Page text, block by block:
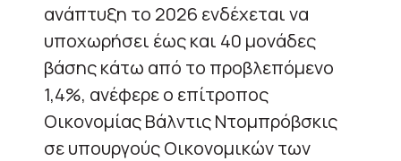
ανάπτυξη το 2026 ενδέχεται να
υποχωρήσει έως και 40 μονάδες
βάσης κάτω από το προβλεπόμενο
1,4%, ανέφερε ο επίτροπος
Οικονομίας Βάλντις Ντομπρόβσκις
σε υπουργούς Οικονομικών των